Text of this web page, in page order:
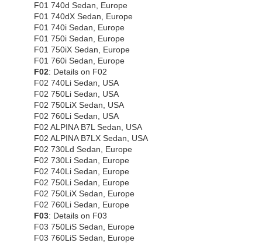
F01 740d Sedan, Europe
F01 740dX Sedan, Europe
F01 740i Sedan, Europe
F01 750i Sedan, Europe
F01 750iX Sedan, Europe
F01 760i Sedan, Europe
F02: Details on F02
F02 740Li Sedan, USA
F02 750Li Sedan, USA
F02 750LiX Sedan, USA
F02 760Li Sedan, USA
F02 ALPINA B7L Sedan, USA
F02 ALPINA B7LX Sedan, USA
F02 730Ld Sedan, Europe
F02 730Li Sedan, Europe
F02 740Li Sedan, Europe
F02 750Li Sedan, Europe
F02 750LiX Sedan, Europe
F02 760Li Sedan, Europe
F03: Details on F03
F03 750LiS Sedan, Europe
F03 760LiS Sedan, Europe